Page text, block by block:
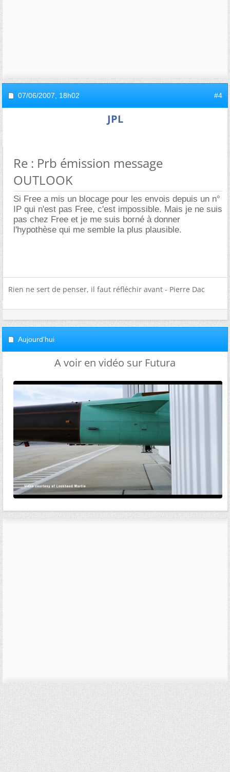
07/06/2007, 18h02 #4
JPL
Re : Prb émission message
OUTLOOK
Si Free a mis un blocage pour les envois depuis un n°
IP qui n'est pas Free, c'est impossible. Mais je ne suis
pas chez Free et je me suis borné à donner
l'hypothèse qui me semble la plus plausible.
Rien ne sert de penser, il faut réfléchir avant - Pierre Dac
Aujourd'hui
A voir en vidéo sur Futura